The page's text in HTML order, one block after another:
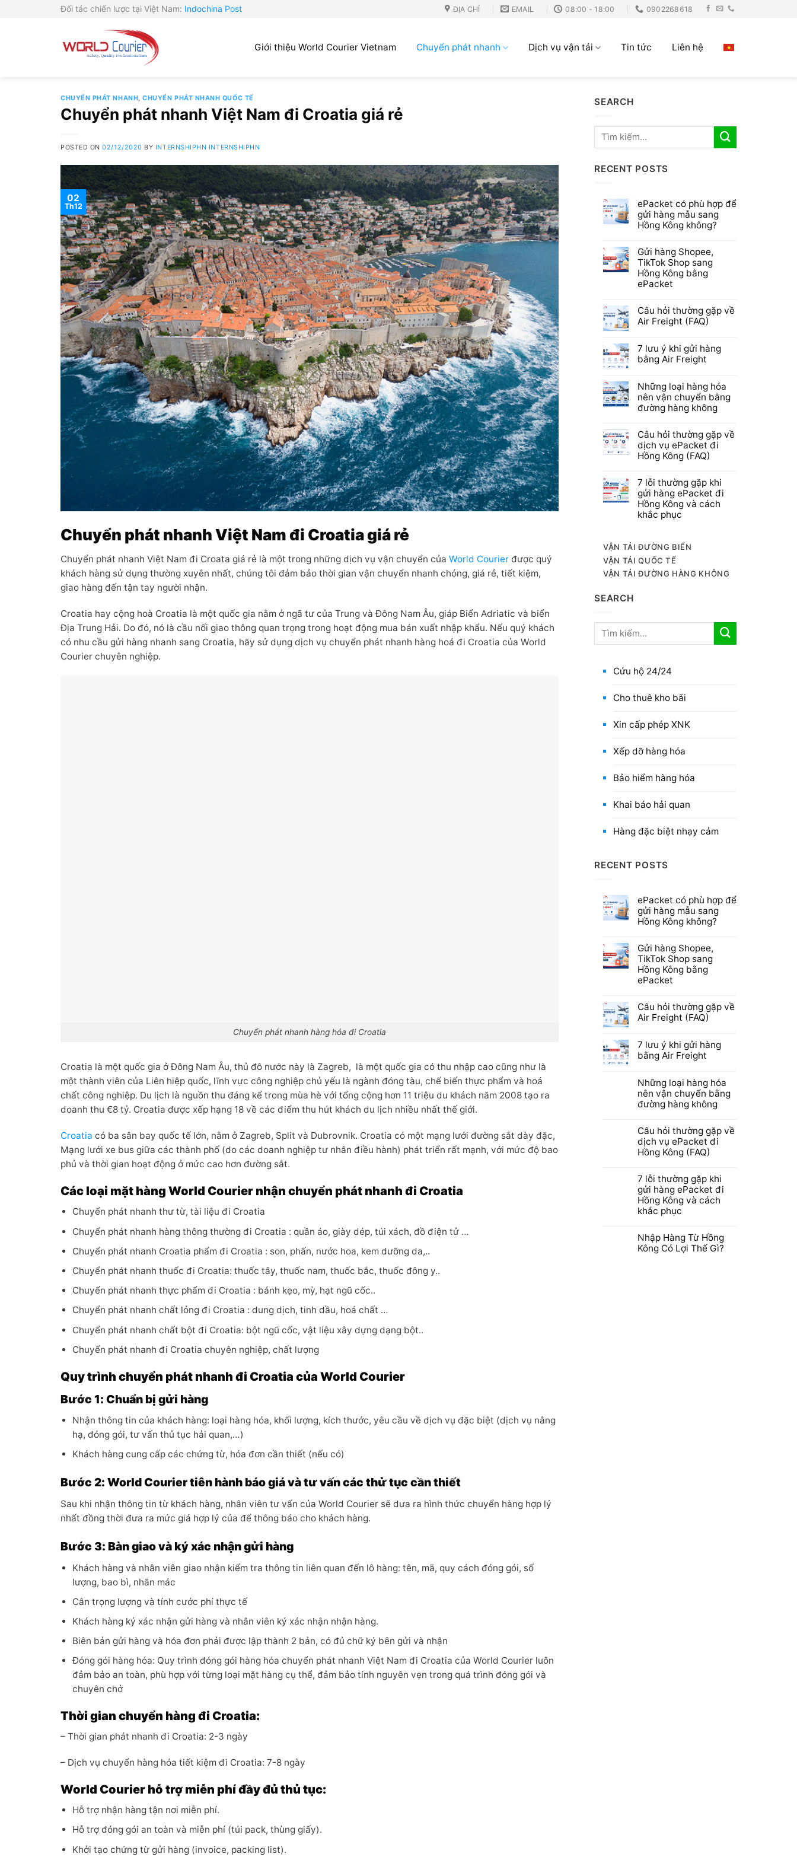
Đối tác chiến lược tại Việt Nam: Indochina Post ĐỊA CHỈ EMAIL 08:00 - 18:00 0902268618
Giới thiệu World Courier Vietnam Chuyển phát nhanh Dịch vụ vận tải Tin tức Liên hệ
CHUYỂN PHÁT NHANH,CHUYỂN PHÁT NHANH QUỐC TẾ
Chuyển phát nhanh Việt Nam đi Croatia giá rẻ
POSTED ON02/12/2020 BY INTERNSHIPHN INTERNSHIPHN
02
Th12
Chuyển phát nhanh Việt Nam đi Croatia giá rẻ
Chuyển phát nhanh Việt Nam đi Croata giá rẻ là một trong những dịch vụ vận chuyển của World Courier được quý
khách hàng sử dụng thường xuyên nhất, chúng tôi đảm bảo thời gian vận chuyển nhanh chóng, giá rẻ, tiết kiệm,
giao hàng đến tận tay người nhận.
Croatia hay cộng hoà Croatia là một quốc gia nằm ở ngã tư của Trung và Đông Nam Âu, giáp Biển Adriatic và biển
Địa Trung Hải. Do đó, nó là cầu nối giao thông quan trọng trong hoạt động mua bán xuất nhập khẩu. Nếu quý khách
có nhu cầu gửi hàng nhanh sang Croatia, hãy sử dụng dịch vụ chuyển phát nhanh hàng hoá đi Croatia của World
Courier chuyên nghiệp.
Chuyển phát nhanh hàng hóa đi Croatia
Croatia là một quốc gia ở Đông Nam Âu, thủ đô nước này là Zagreb, là một quốc gia có thu nhập cao cũng như là
một thành viên của Liên hiệp quốc, lĩnh vực công nghiệp chủ yếu là ngành đóng tàu, chế biến thực phẩm và hoá
chất công nghiệp. Du lịch là nguồn thu đáng kể trong mùa hè với tổng cộng hơn 11 triệu du khách năm 2008 tạo ra
doanh thu €8 tỷ. Croatia được xếp hạng 18 về các điểm thu hút khách du lịch nhiều nhất thế giới.
Croatia có ba sân bay quốc tế lớn, nằm ở Zagreb, Split và Dubrovnik. Croatia có một mạng lưới đường sắt dày đặc,
Mạng lưới xe bus giữa các thành phố (do các doanh nghiệp tư nhân điều hành) phát triển rất mạnh, với mức độ bao
phủ và thời gian hoạt động ở mức cao hơn đường sắt.
Các loại mặt hàng World Courier nhận chuyển phát nhanh đi Croatia
Chuyển phát nhanh thư từ, tài liệu đi Croatia
Chuyển phát nhanh hàng thông thường đi Croatia : quần áo, giày dép, túi xách, đồ điện tử …
Chuyển phát nhanh Croatia phẩm đi Croatia : son, phấn, nước hoa, kem dưỡng da,..
Chuyển phát nhanh thuốc đi Croatia: thuốc tây, thuốc nam, thuốc bắc, thuốc đông y..
Chuyển phát nhanh thực phẩm đi Croatia : bánh kẹo, mỳ, hạt ngũ cốc..
Chuyển phát nhanh chất lỏng đi Croatia : dung dịch, tinh dầu, hoá chất …
Chuyển phát nhanh chất bột đi Croatia: bột ngũ cốc, vật liệu xây dựng dạng bột..
Chuyển phát nhanh đi Croatia chuyên nghiệp, chất lượng
Quy trình chuyển phát nhanh đi Croatia của World Courier
Bước 1: Chuẩn bị gửi hàng
Nhận thông tin của khách hàng: loại hàng hóa, khối lượng, kích thước, yêu cầu về dịch vụ đặc biệt (dịch vụ nâng
hạ, đóng gói, tư vấn thủ tục hải quan,…)
Khách hàng cung cấp các chứng từ, hóa đơn cần thiết (nếu có)
Bước 2: World Courier tiên hành báo giá và tư vấn các thử tục cần thiết
Sau khi nhận thông tin từ khách hàng, nhân viên tư vấn của World Courier sẽ dưa ra hình thức chuyển hàng hợp lý
nhất đồng thời đưa ra mức giá hợp lý của để thông báo cho khách hàng.
Bước 3: Bàn giao và ký xác nhận gửi hàng
Khách hàng và nhân viên giao nhận kiểm tra thông tin liên quan đến lô hàng: tên, mã, quy cách đóng gói, số
lượng, bao bì, nhãn mác
Cân trọng lượng và tính cước phí thực tế
Khách hàng ký xác nhận gửi hàng và nhân viên ký xác nhận nhận hàng.
Biên bản gửi hàng và hóa đơn phải được lập thành 2 bản, có đủ chữ ký bên gửi và nhận
Đóng gói hàng hóa: Quy trình đóng gói hàng hóa chuyển phát nhanh Việt Nam đi Croatia của World Courier luôn
đảm bảo an toàn, phù hợp với từng loại mặt hàng cụ thể, đảm bảo tính nguyên vẹn trong quá trình đóng gói và
chuyên chở
Thời gian chuyển hàng đi Croatia:
– Thời gian phát nhanh đi Croatia: 2-3 ngày
– Dịch vụ chuyển hàng hóa tiết kiệm đi Croatia: 7-8 ngày
World Courier hỗ trợ miễn phí đầy đủ thủ tục:
Hỗ trợ nhận hàng tận nơi miễn phí.
Hỗ trợ đóng gói an toàn và miễn phí (túi pack, thùng giấy).
Khởi tạo chứng từ gửi hàng (invoice, packing list).
SEARCH
RECENT POSTS
ePacket có phù hợp để
gửi hàng mẫu sang
Hồng Kông không?
Gửi hàng Shopee,
TikTok Shop sang
Hồng Kông bằng
ePacket
Câu hỏi thường gặp về
Air Freight (FAQ)
7 lưu ý khi gửi hàng
bằng Air Freight
Những loại hàng hóa
nên vận chuyển bằng
đường hàng không
Câu hỏi thường gặp về
dịch vụ ePacket đi
Hồng Kông (FAQ)
7 lỗi thường gặp khi
gửi hàng ePacket đi
Hồng Kông và cách
khắc phục
VẬN TẢI ĐƯỜNG BIỂN
VẬN TẢI QUỐC TẾ
VẬN TẢI ĐƯỜNG HÀNG KHÔNG
SEARCH
Cứu hộ 24/24
Cho thuê kho bãi
Xin cấp phép XNK
Xếp dỡ hàng hóa
Bảo hiểm hàng hóa
Khai báo hải quan
Hàng đặc biệt nhạy cảm
RECENT POSTS
ePacket có phù hợp để
gửi hàng mẫu sang
Hồng Kông không?
Gửi hàng Shopee,
TikTok Shop sang
Hồng Kông bằng
ePacket
Câu hỏi thường gặp về
Air Freight (FAQ)
7 lưu ý khi gửi hàng
bằng Air Freight
Những loại hàng hóa
nên vận chuyển bằng
đường hàng không
Câu hỏi thường gặp về
dịch vụ ePacket đi
Hồng Kông (FAQ)
7 lỗi thường gặp khi
gửi hàng ePacket đi
Hồng Kông và cách
khắc phục
Nhập Hàng Từ Hồng
Kông Có Lợi Thế Gì?